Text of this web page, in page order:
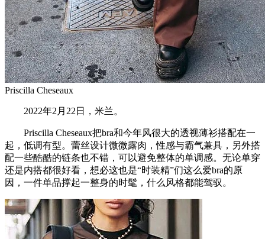
Priscilla Cheseaux
2022年2月22日，米兰。
Priscilla Cheseaux把bra和今年风很大的透视薄衫搭配在一
起，低调有型。蕾丝设计微微露肉，性感与霸气兼具，另外搭
配一些酷酷的链条也不错，可以避免整体的单调感。无论单穿
还是内搭都很好看，想必这也是“时装精”们这么爱bra的原
因，一件单品撑起一整身的时髦，什么风格都能驾驭。